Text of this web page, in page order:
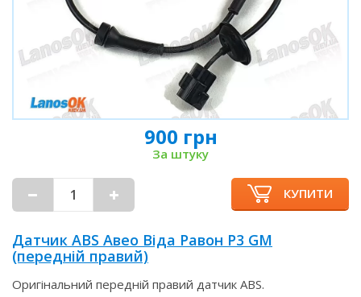
900 грн
За штуку
КУПИТИ
Датчик ABS Авео Віда Равон Р3 GM
(передній правий)
Оригінальний передній правий датчик ABS.